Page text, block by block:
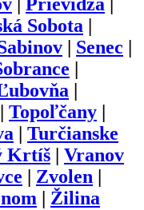
Prievidza
Sobota
Senec
Topoľčany
Turčianske
Krtíš
Vranov
Zvolen
Žilina